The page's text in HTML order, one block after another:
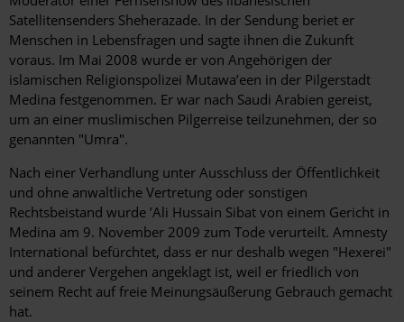
Satellitensenders Sheherazade. In der Sendung beriet er
Menschen in Lebensfragen und sagte ihnen die Zukunft
voraus. Im Mai 2008 wurde er von Angehörigen der
islamischen Religionspolizei Mutawa’een in der Pilgerstadt
Medina festgenommen. Er war nach Saudi Arabien gereist,
um an einer muslimischen Pilgerreise teilzunehmen, der so
genannten "Umra".
Nach einer Verhandlung unter Ausschluss der Öffentlichkeit
und ohne anwaltliche Vertretung oder sonstigen
Rechtsbeistand wurde ’Ali Hussain Sibat von einem Gericht in
Medina am 9. November 2009 zum Tode verurteilt. Amnesty
International befürchtet, dass er nur deshalb wegen "Hexerei"
und anderer Vergehen angeklagt ist, weil er friedlich von
seinem Recht auf freie Meinungsäußerung Gebrauch gemacht
hat.